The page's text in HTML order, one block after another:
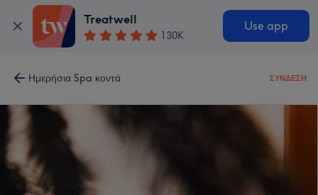
Treatwell
130K
Use app
Ημερήσια Spa κοντά ΣΎΝΔΕΣΗ